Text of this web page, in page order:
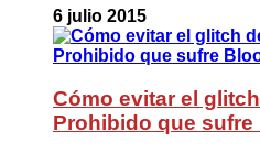
6 julio 2015
Cómo evitar el
Prohibido que